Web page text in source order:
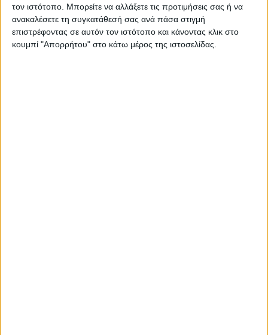
τον ιστότοπο. Μπορείτε να αλλάξετε τις προτιμήσεις σας ή να
ανακαλέσετε τη συγκατάθεσή σας ανά πάσα στιγμή
επιστρέφοντας σε αυτόν τον ιστότοπο και κάνοντας κλικ στο
κουμπί "Απορρήτου" στο κάτω μέρος της ιστοσελίδας.
22 Ιουνίου, 2026
Ο χάρτης των κόμβων και των
έργων στο οδικό δίκτυο της Κρήτης